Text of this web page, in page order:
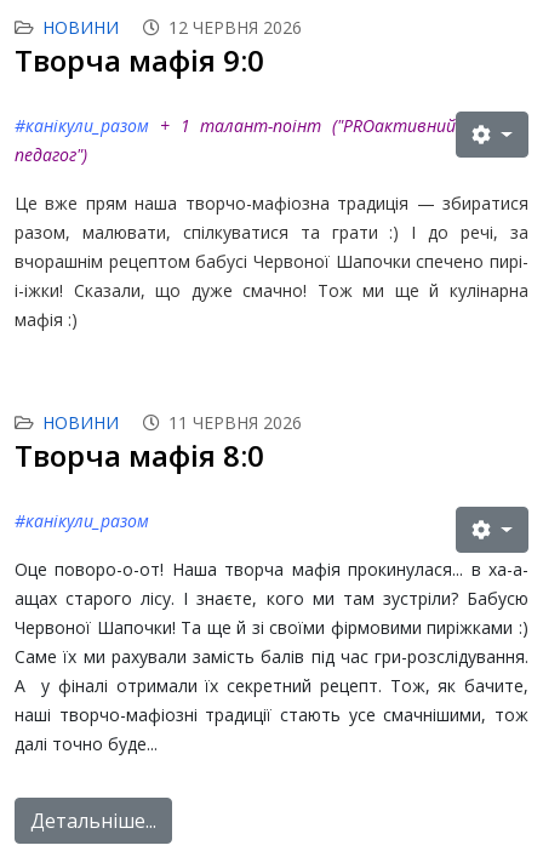
НОВИНИ 12 ЧЕРВНЯ 2026
Творча мафія 9:0
#канікули_разом + 1 талант-поінт ("PROактивний
педагог")
Це вже прям наша творчо-мафіозна традиція — збиратися
разом, малювати, спілкуватися та грати :) І до речі, за
вчорашнім рецептом бабусі Червоної Шапочки спечено пирі-
і-іжки! Сказали, що дуже смачно! Тож ми ще й кулінарна
мафія :)
НОВИНИ 11 ЧЕРВНЯ 2026
Творча мафія 8:0
#канікули_разом
Оце поворо-о-от! Наша творча мафія прокинулася... в ха-а-
ащах старого лісу. І знаєте, кого ми там зустріли? Бабусю
Червоної Шапочки! Та ще й зі своїми фірмовими пиріжками :)
Саме їх ми рахували замість балів під час гри-розслідування.
А у фіналі отримали їх секретний рецепт. Тож, як бачите,
наші творчо-мафіозні традиції стають усе смачнішими, тож
далі точно буде...
Детальніше...